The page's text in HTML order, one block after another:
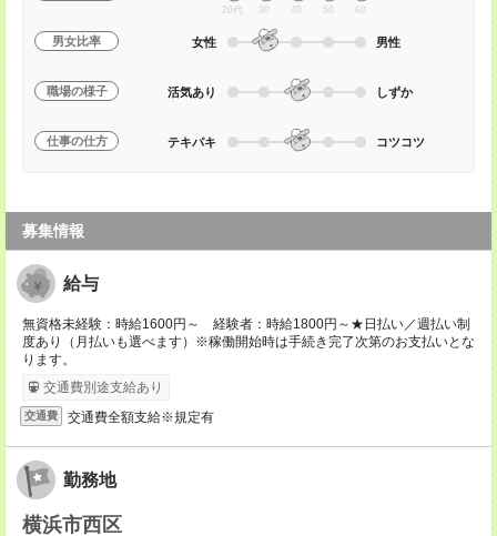
20代 30 40 50 60
男女比率 女性 男性
職場の様子 活気あり しずか
仕事の仕方 テキパキ コツコツ
募集情報
給与
無資格未経験：時給1600円～ 経験者：時給1800円～★日払い／週払い制
度あり（月払いも選べます）※稼働開始時は手続き完了次第のお支払いとな
ります。
交通費別途支給あり
交通費 交通費全額支給※規定有
勤務地
横浜市西区